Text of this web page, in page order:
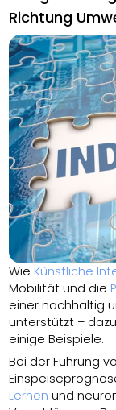
Richtung
Wie Künstliche
Mobilität und die
einer nachhaltig
unterstützt –
einige Beispiele.
Bei der Führung
Lernen und